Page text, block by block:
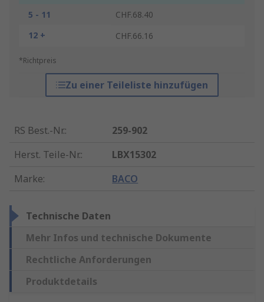
5 - 11
CHF.68.40
12 +
CHF.66.16
*Richtpreis
Zu einer Teileliste hinzufügen
RS Best.-Nr.:
259-902
Herst. Teile-Nr.:
LBX15302
Marke: BACO
Technische Daten
Mehr Infos und technische Dokumente
Rechtliche Anforderungen
Produktdetails